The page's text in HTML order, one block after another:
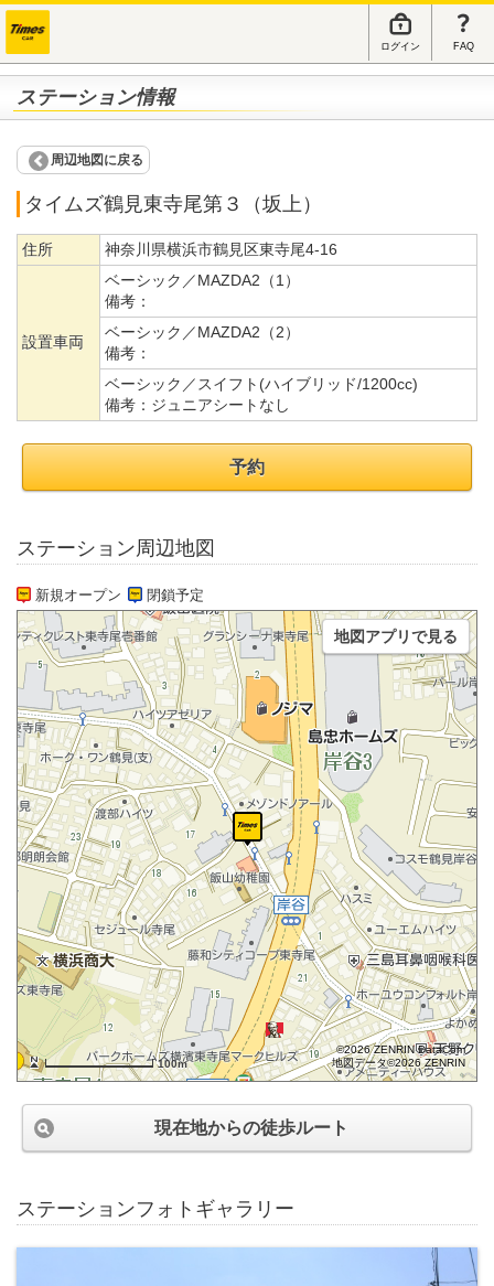
ログイン FAQ
ステーション情報
周辺地図に戻る
タイムズ鶴見東寺尾第３（坂上）
住所 神奈川県横浜市鶴見区東寺尾4-16
設置車両
ベーシック／MAZDA2（1）
備考：
ベーシック／MAZDA2（2）
備考：
ベーシック／スイフト(ハイブリッド/1200cc)
備考： ジュニアシートなし
予約
ステーション周辺地図
新規オープン 閉鎖予定
100m
©2026 ZENRIN DataCom
地図データ©2026 ZENRIN
地図アプリで見る
現在地からの徒歩ルート
ステーションフォトギャラリー